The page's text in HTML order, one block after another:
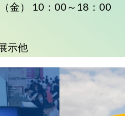
金） 10：00～18：00
示他